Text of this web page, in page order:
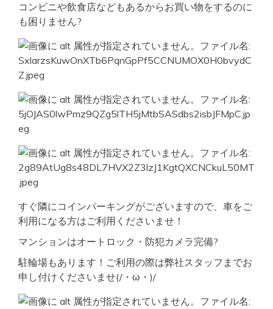
コンビニや飲食店などもあるからお買い物をするのに
も困りません?
すぐ隣にコインパーキングがございますので、車をご
利用になる方はご利用くださいませ！
マンションはオートロック・防犯カメラ完備?
駐輪場もあります！ご利用の際は弊社スタッフまでお
申し付けくださいませ(/・ω・)/